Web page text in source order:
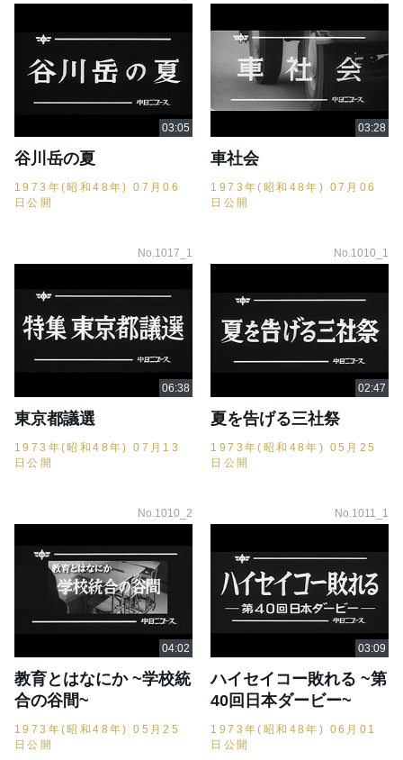
谷川岳の夏
1973年(昭和48年) 07月06
日公開
車社会
1973年(昭和48年) 07月06
日公開
No.1017_1
東京都議選
1973年(昭和48年) 07月13
日公開
No.1010_1
夏を告げる三社祭
1973年(昭和48年) 05月25
日公開
No.1010_2
教育とはなにか ~学校統
合の谷間~
1973年(昭和48年) 05月25
日公開
No.1011_1
ハイセイコー敗れる ~第
40回日本ダービー~
1973年(昭和48年) 06月01
日公開